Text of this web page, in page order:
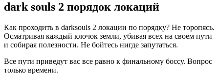
dark souls 2 порядок локаций
Как проходить в darksouls 2 локации по порядку? Не торопясь.
Осматривая каждый клочок земли, убивая всех на своем пути
и собирая полезности. Не бойтесь нигде запутаться.
Все пути приведут вас все равно к финальному боссу. Вопрос
только времени.